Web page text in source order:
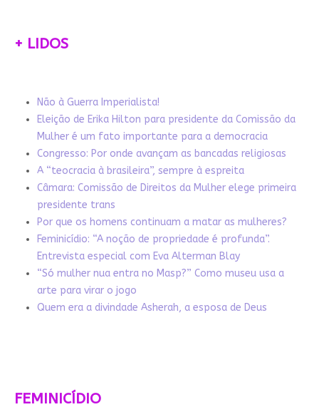
+ LIDOS
Não à Guerra Imperialista!
Eleição de Erika Hilton para presidente da Comissão da
Mulher é um fato importante para a democracia
Congresso: Por onde avançam as bancadas religiosas
A “teocracia à brasileira”, sempre à espreita
Câmara: Comissão de Direitos da Mulher elege primeira
presidente trans
Por que os homens continuam a matar as mulheres?
Feminicídio: “A noção de propriedade é profunda”.
Entrevista especial com Eva Alterman Blay
“Só mulher nua entra no Masp?” Como museu usa a
arte para virar o jogo
Quem era a divindade Asherah, a esposa de Deus
FEMINICÍDIO